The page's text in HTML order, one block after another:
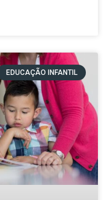
EDUCAÇÃO INFANTIL